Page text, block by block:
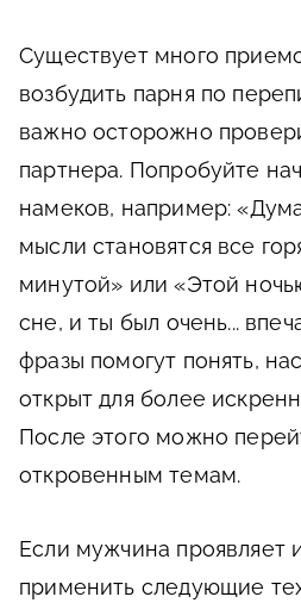
Существует много
возбудить парня по
важно осторожно
партнера. Попробуйте
намеков, например:
мысли становятся все
минутой» или «Этой
сне, и ты был очень...
фразы помогут понять,
открыт для более
После этого можно
откровенным темам.
Если мужчина проявляет
применить следующие